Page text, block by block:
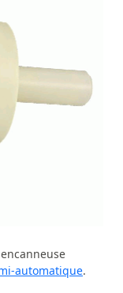
automatique.